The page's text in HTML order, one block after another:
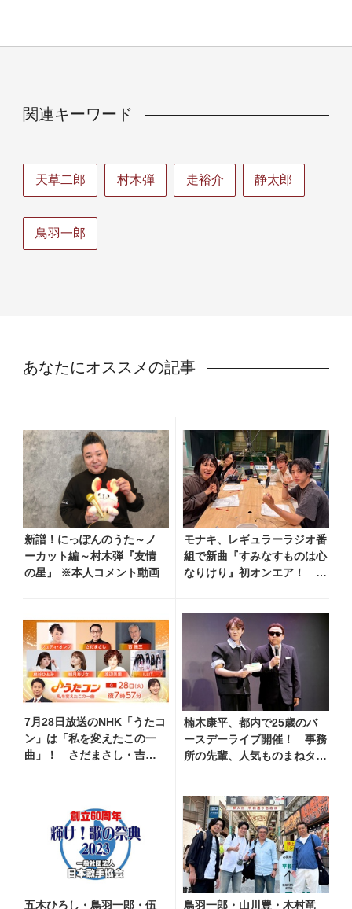
関連キーワード
天草二郎 村木弾 走裕介 静太郎
鳥羽一郎
あなたにオススメの記事
新譜！にっぽんのうた～ノ
ーカット編～村木弾『友情
の星』 ※本人コメント動画
モナキ、レギュラーラジオ番
組で新曲『すみなすものは心
なりけり』初オンエア！
ある一曲」
7月28日放送のNHK「うたコ
ン」は「私を変えたこの一
曲」！ さだまさし・吉幾
楠木康平、都内で25歳のバ
ースデーライブ開催！ 事務
所の先輩、人気ものまねタレ
五木ひろし・鳥羽一郎・伍 鳥羽一郎・山川豊・木村竜